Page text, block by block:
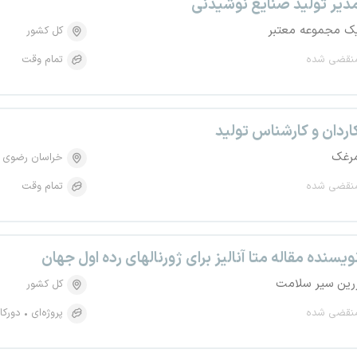
تولید صنایع نوشیدنی
مجموعه معتبر
شده
کل کشور
تمام وقت
و کارشناس تولید
شده
خراسان رضوی
تمام وقت
مقاله متا آنالیز برای ژورنالهای رده اول جهان
سیر سلامت
شده
کل کشور
پروژه‌ای